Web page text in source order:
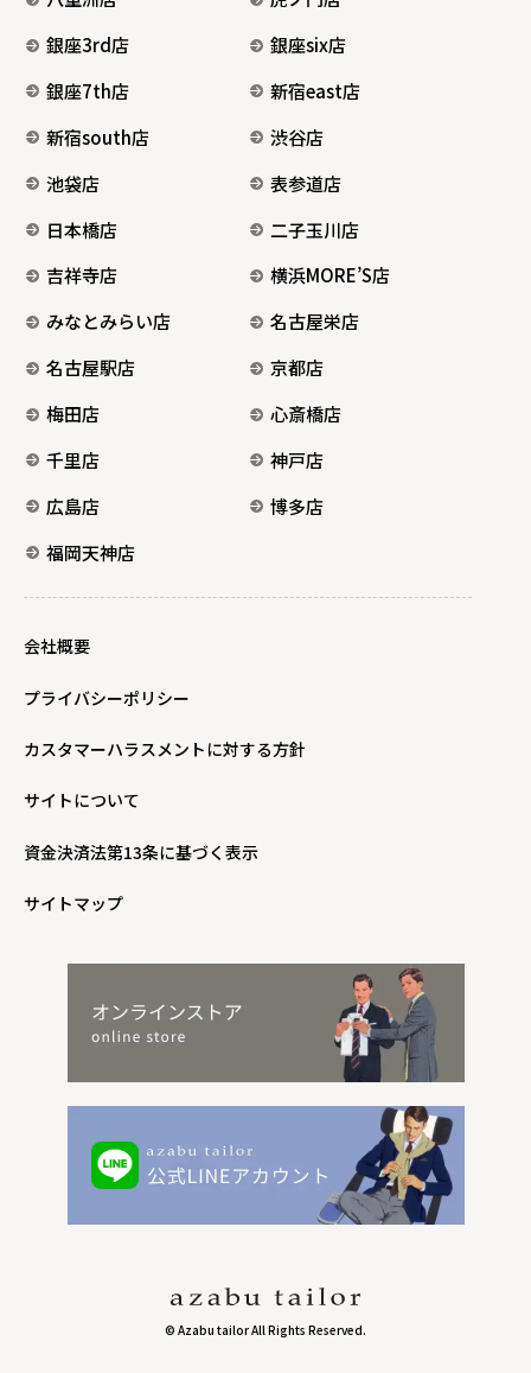
銀座3rd店
銀座six店
銀座7th店
新宿east店
新宿south店
渋谷店
池袋店
表参道店
日本橋店
二子玉川店
吉祥寺店
横浜MORE’S店
みなとみらい店
名古屋栄店
名古屋駅店
京都店
梅田店
心斎橋店
千里店
神戸店
広島店
博多店
福岡天神店
会社概要
プライバシーポリシー
カスタマーハラスメントに対する方針
サイトについて
資金決済法第13条に基づく表示
サイトマップ
© Azabu tailor All Rights Reserved.